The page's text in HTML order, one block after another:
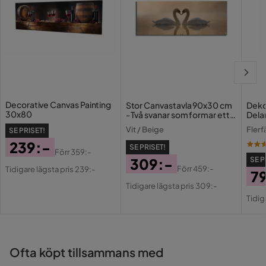
och valda produkter.
Köpvillkorför mer information.
Decorative Canvas Painting
30x80
SE PRISET!
Pris
239:-
Original
Förr359:-
Tidigare lägsta pris 239:-
Stor Canvastavla 90x30 cm
- Två svanar som formar ett
hjärta med sina halsar
Vit / Beige
SE PRISET!
Pris
309:-
Original
Förr459:-
Tidigare lägsta pris 309:-
SE
Ofta köpt tillsammans med